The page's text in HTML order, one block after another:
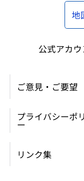
地
公式アカウ
ご意見・ご要望
プライバシーポ
ー
リンク集